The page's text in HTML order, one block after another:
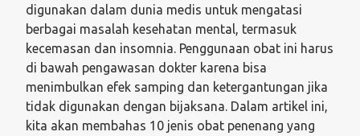
digunakan dalam dunia medis untuk mengatasi
berbagai masalah kesehatan mental, termasuk
kecemasan dan insomnia. Penggunaan obat ini harus
di bawah pengawasan dokter karena bisa
menimbulkan efek samping dan ketergantungan jika
tidak digunakan dengan bijaksana. Dalam artikel ini,
kita akan membahas 10 jenis obat penenang yang